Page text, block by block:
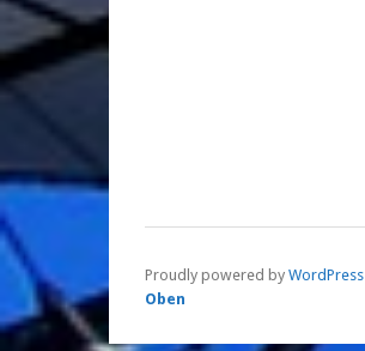
Proudly powered by WordPress
Oben